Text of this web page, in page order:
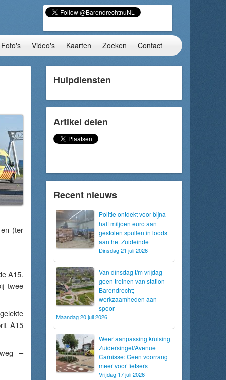
Foto's Video's Kaarten Zoeken Contact
(ter
A15.
twee
A15
–
Hulpdiensten
Artikel delen
Recent nieuws
Politie ontdekt voor bijna
half miljoen euro aan
gestolen spullen in loods
aan het Zuideinde
Dinsdag 21 juli 2026
Van dinsdag t/m vrijdag
geen treinen van station
Barendrecht;
werkzaamheden aan
spoor
Maandag 20 juli 2026
Weer aanpassing kruising
Zuidersingel/Avenue
Carnisse: Geen voorrang
meer voor fietsers
Vrijdag 17 juli 2026